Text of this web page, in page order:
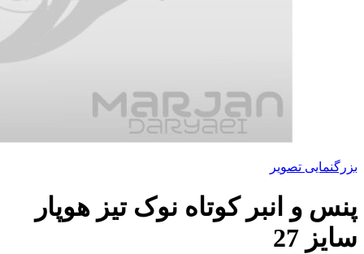
بزرگنمایی تصویر
پنس و انبر کوتاه نوک تیز هوپار
سایز 27